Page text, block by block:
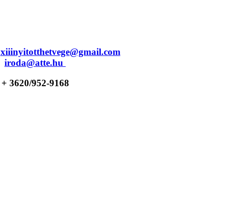
xiiinyitotthetvege@gmail.com
iroda@atte.hu
+ 3620/952-9168